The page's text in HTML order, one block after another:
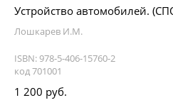
Устройство автомобилей.
Лошкарев И.М.
ISBN: 978-5-406-15760-2
код 701001
1 200 руб.